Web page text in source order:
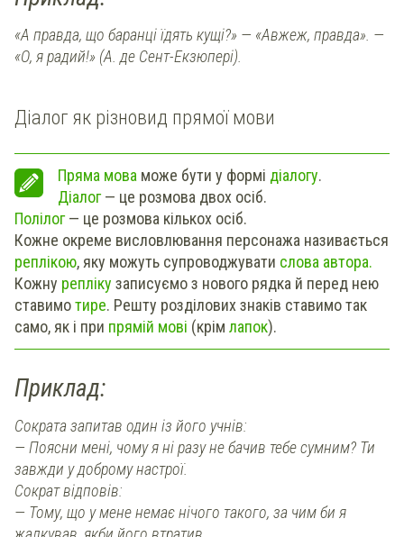
«А правда, що баранці їдять кущі?» — «Авжеж, правда». —
«О, я радий!» (А. де Сент-Екзюпері).
Діалог як різновид прямої мови
Пряма мова може бути у формі діалогу.
Діалог— це розмова двох осіб.
Полілог— це розмова кількох осіб.
Кожне окреме висловлювання персонажа називається
реплікою, яку можуть супроводжувати слова автора.
Кожну репліку записуємо з нового рядка й перед нею
ставимотире. Решту розділових знаків ставимо так
само, як і при прямій мові (крім лапок).
Приклад:
Сократа запитав один із його учнів:
— Поясни мені, чому я ні разу не бачив тебе сумним? Ти
завжди у доброму настрої.
Сократ відповів:
— Тому, що у мене немає нічого такого, за чим би я